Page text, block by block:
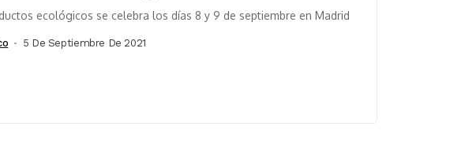
ecológicos se celebra los días 8 y 9 de septiembre en Madrid
5 De Septiembre De 2021